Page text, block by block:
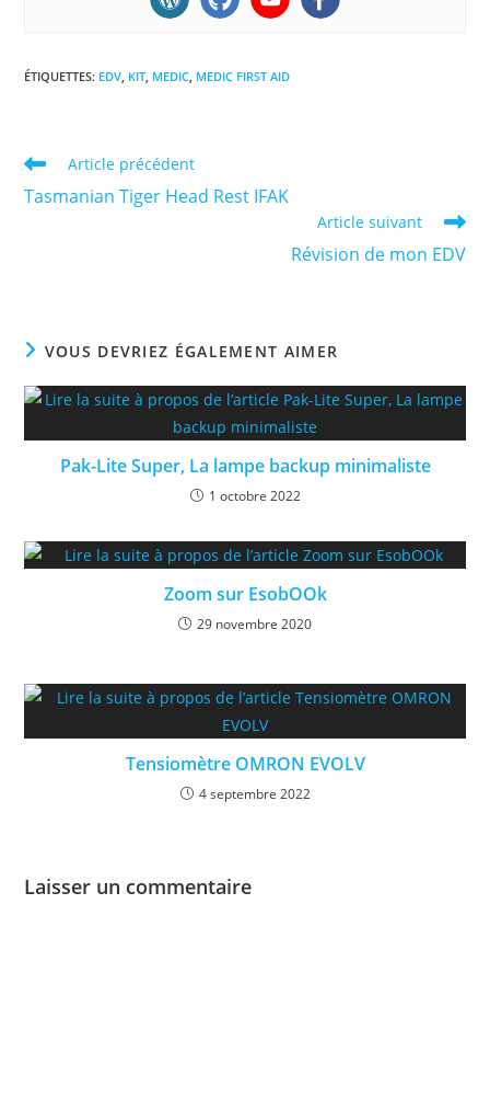
ÉTIQUETTES: EDV, KIT, MEDIC, MEDIC FIRST AID
Read
articles
Article précédent
Tasmanian Tiger Head Rest IFAK
Article suivant
Révision de mon EDV
VOUS DEVRIEZ ÉGALEMENT AIMER
Pak-Lite Super, La lampe backup minimaliste
1 octobre 2022
Zoom sur EsobOOk
29 novembre 2020
Tensiomètre OMRON EVOLV
4 septembre 2022
Laisser un commentaire